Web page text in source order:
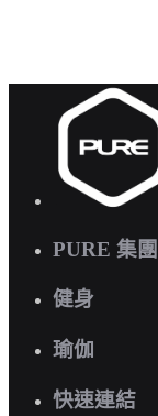
PURE 集團
健身
瑜伽
快速連結